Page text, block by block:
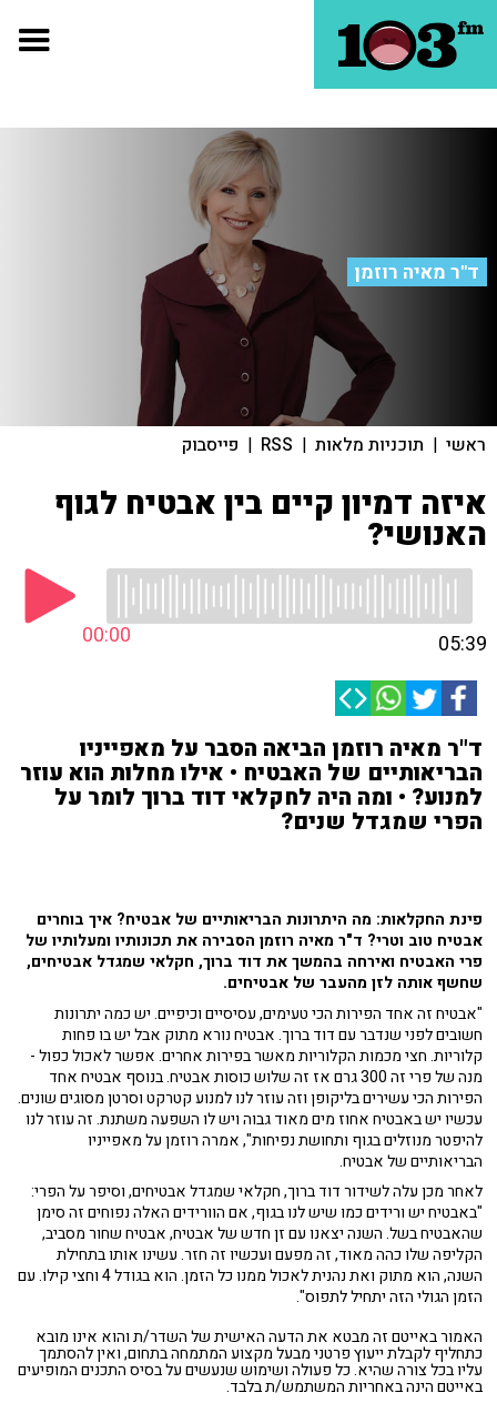
ד"ר מאיה רוזמן
ראשי | תוכניות מלאות |
RSS
| פייסבוק
איזה דמיון קיים בין אבטיח לגוף
האנושי?
00:00 05:39
ד"ר מאיה רוזמן הביאה הסבר על מאפייניו
הבריאותיים של האבטיח • אילו מחלות הוא עוזר
למנוע? • ומה היה לחקלאי דוד ברוך לומר על
הפרי שמגדל שנים?
פינת החקלאות: מה היתרונות הבריאותיים של אבטיח? איך בוחרים
אבטיח טוב וטרי? ד"ר מאיה רוזמן הסבירה את תכונותיו ומעלותיו של
פרי האבטיח ואירחה בהמשך את דוד ברוך, חקלאי שמגדל אבטיחים,
שחשף אותה לזן מהעבר של אבטיחים.
"אבטיח זה אחד הפירות הכי טעימים, עסיסיים וכיפיים. יש כמה יתרונות
חשובים לפני שנדבר עם דוד ברוך. אבטיח נורא מתוק אבל יש בו פחות
קלוריות. חצי מכמות הקלוריות מאשר בפירות אחרים. אפשר לאכול כפול -
מנה של פרי זה 300 גרם אז זה שלוש כוסות אבטיח. בנוסף אבטיח אחד
הפירות הכי עשירים בליקופן וזה עוזר לנו למנוע קטרקט וסרטן מסוגים שונים.
עכשיו יש באבטיח אחוז מים מאוד גבוה ויש לו השפעה משתנת. זה עוזר לנו
להיפטר מנוזלים בגוף ותחושת נפיחות", אמרה רוזמן על מאפייניו
הבריאותיים של אבטיח.
לאחר מכן עלה לשידור דוד ברוך, חקלאי שמגדל אבטיחים, וסיפר על הפרי:
"באבטיח יש ורידים כמו שיש לנו בגוף, אם הוורידים האלה נפוחים זה סימן
שהאבטיח בשל. השנה יצאנו עם זן חדש של אבטיח, אבטיח שחור מסביב,
הקליפה שלו כהה מאוד, זה מפעם ועכשיו זה חזר. עשינו אותו בתחילת
השנה, הוא מתוק ואת נהנית לאכול ממנו כל הזמן. הוא בגודל 4 וחצי קילו. עם
הזמן הגולי הזה יתחיל לתפוס".
האמור באייטם זה מבטא את הדעה האישית של השדר/ת והוא אינו מובא
כתחליף לקבלת ייעוץ פרטני מבעל מקצוע המתמחה בתחום, ואין להסתמך
עליו בכל צורה שהיא. כל פעולה ושימוש שנעשים על בסיס התכנים המופיעים
באייטם הינה באחריות המשתמש/ת בלבד.